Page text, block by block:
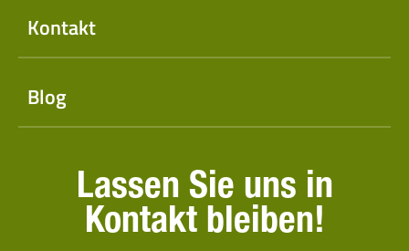
Kontakt
Blog
Lassen Sie uns in
Kontakt bleiben!